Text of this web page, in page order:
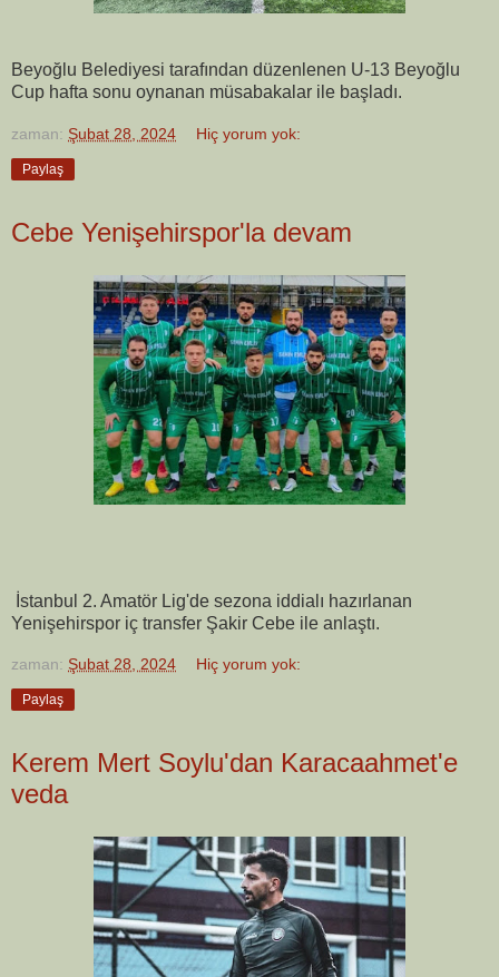
Beyoğlu Belediyesi tarafından düzenlenen U-13 Beyoğlu
Cup hafta sonu oynanan müsabakalar ile başladı.
zaman: Şubat 28, 2024 Hiç yorum yok:
Paylaş
Cebe Yenişehirspor'la devam
İstanbul 2. Amatör Lig'de sezona iddialı hazırlanan
Yenişehirspor iç transfer Şakir Cebe ile anlaştı.
zaman: Şubat 28, 2024 Hiç yorum yok:
Paylaş
Kerem Mert Soylu'dan Karacaahmet'e
veda